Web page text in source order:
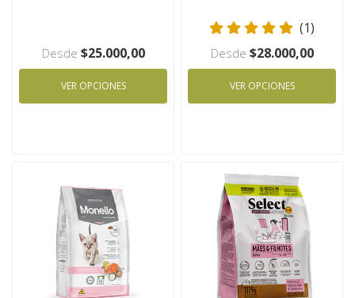
Desde $25.000,00
VER OPCIONES
(1)
Desde $28.000,00
VER OPCIONES